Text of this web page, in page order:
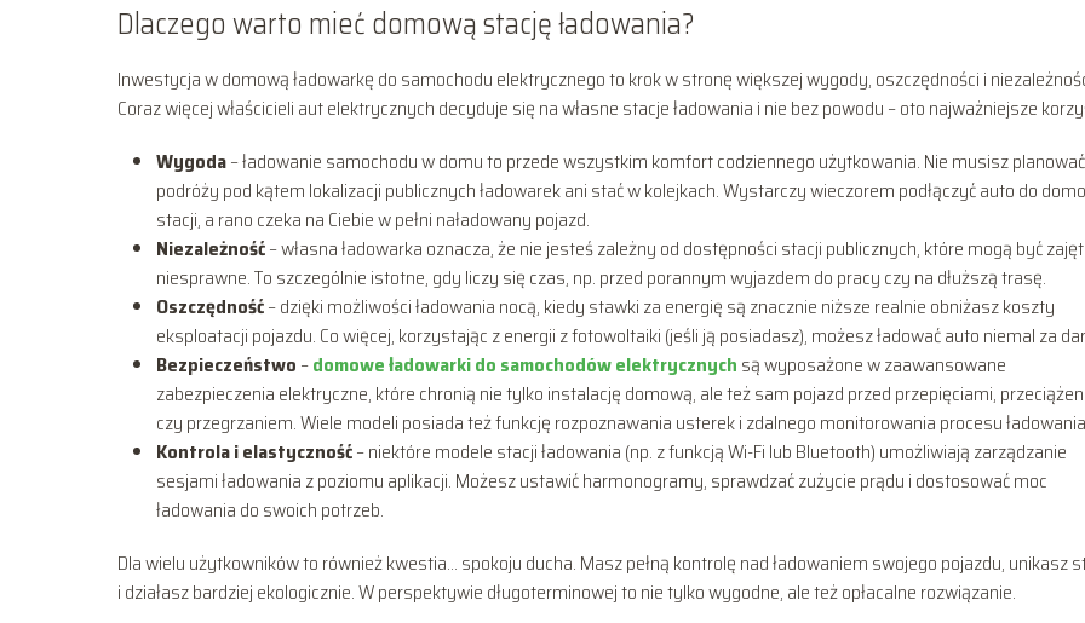
Dlaczego warto mieć domową stację ładowania?
Inwestycja w domową ładowarkę do samochodu elektrycznego to krok w stronę większej wygody, oszczędności i
Coraz więcej właścicieli aut elektrycznych decyduje się na własne stacje ładowania i nie bez powodu – oto najważniejsze
Wygoda– ładowanie samochodu w domu to przede wszystkim komfort codziennego użytkowania. Nie musisz planować
podróży pod kątem lokalizacji publicznych ładowarek ani stać w kolejkach. Wystarczy wieczorem podłączyć auto do
stacji, a rano czeka na Ciebie w pełni naładowany pojazd.
Niezależność– własna ładowarka oznacza, że nie jesteś zależny od dostępności stacji publicznych, które mogą być
niesprawne. To szczególnie istotne, gdy liczy się czas, np. przed porannym wyjazdem do pracy czy na dłuższą trasę.
Oszczędność– dzięki możliwości ładowania nocą, kiedy stawki za energię są znacznie niższe realnie obniżasz koszty
eksploatacji pojazdu. Co więcej, korzystając z energii z fotowoltaiki (jeśli ją posiadasz), możesz ładować auto niemal za
Bezpieczeństwo –domowe ładowarki do samochodów elektrycznych są wyposażone w zaawansowane
zabezpieczenia elektryczne, które chronią nie tylko instalację domową, ale też sam pojazd przed przepięciami,
czy przegrzaniem. Wiele modeli posiada też funkcję rozpoznawania usterek i zdalnego monitorowania procesu
Kontrola i elastyczność– niektóre modele stacji ładowania (np. z funkcją Wi-Fi lub Bluetooth) umożliwiają zarządzanie
sesjami ładowania z poziomu aplikacji. Możesz ustawić harmonogramy, sprawdzać zużycie prądu i dostosować moc
ładowania do swoich potrzeb.
Dla wielu użytkowników to również kwestia… spokoju ducha. Masz pełną kontrolę nad ładowaniem swojego pojazdu, unikasz
i działasz bardziej ekologicznie. W perspektywie długoterminowej to nie tylko wygodne, ale też opłacalne rozwiązanie.